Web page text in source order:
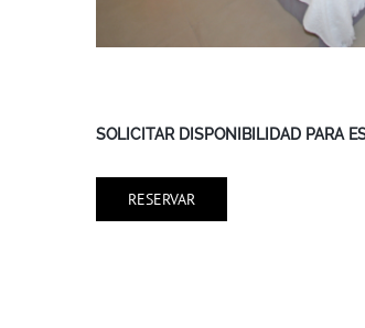
SOLICITAR DISPONIBILIDAD PARA
RESERVAR